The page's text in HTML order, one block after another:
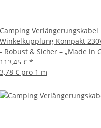
Camping Verlängerungskabel
Winkelkupplung Kompakt
- Robust & Sicher – „Made in
113,45 € *
3,78 € pro 1 m